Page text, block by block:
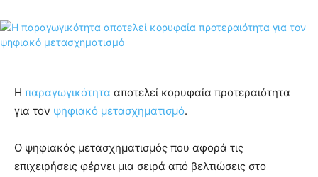
Η παραγωγικότητα αποτελεί κορυφαία προτεραιότητα
για τον ψηφιακό μετασχηματισμό.
Ο ψηφιακός μετασχηματισμός που αφορά τις
επιχειρήσεις φέρνει μια σειρά από βελτιώσεις στο